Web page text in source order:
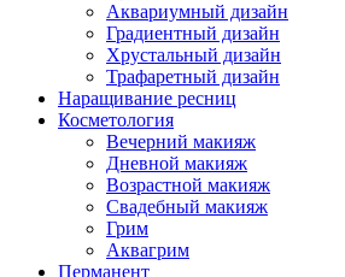
Аквариумный дизайн
Градиентный дизайн
Хрустальный дизайн
Трафаретный дизайн
Наращивание ресниц
Косметология
Вечерний макияж
Дневной макияж
Возрастной макияж
Свадебный макияж
Грим
Аквагрим
Перманент